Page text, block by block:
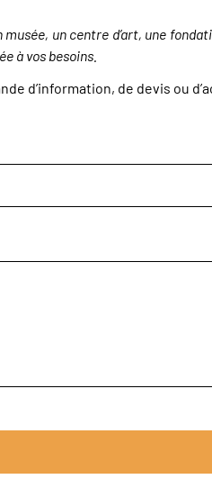
musée, un centre d’art, une
à vos besoins.
d’information, de devis ou